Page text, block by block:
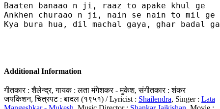
Baaten banaao n ji, raaz to apake khul ge
Ankhen churaao n ji, nain se nain to mil ge
Kya bura hua, dil machal gaya, ghar badal
Additional Information
गीतकार : शैलेन्द्र, गायक : लता मंगेशकर - मुकेश, संगीतकार : शंकर
जयकिशन, चित्रपट : बादल (१९५१) / Lyricist : Shailendra, Singer : Lata